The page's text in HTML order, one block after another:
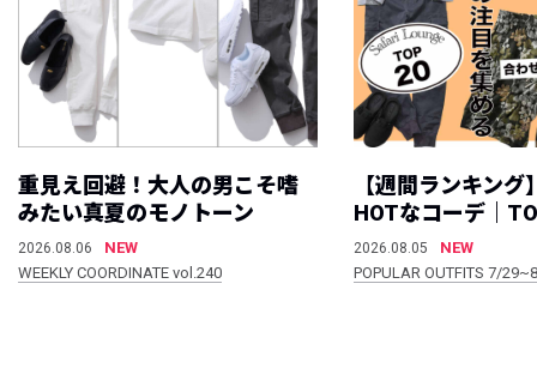
重見え回避！大人の男こそ嗜
みたい真夏のモノトーン
2026.08.06
NEW
WEEKLY COORDINATE vol.240
【週間ランキング
HOTなコーデ｜
2026.08.05
NEW
POPULAR OUTFITS 7/